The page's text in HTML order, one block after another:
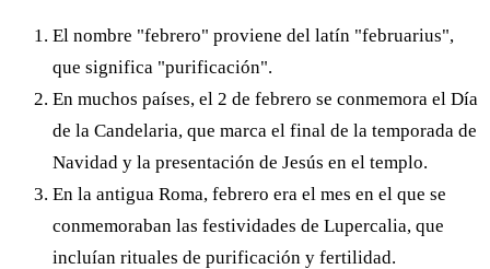
El nombre "febrero" proviene del latín "februarius",
que significa "purificación".
En muchos países, el 2 de febrero se conmemora el Día
de la Candelaria, que marca el final de la temporada de
Navidad y la presentación de Jesús en el templo.
En la antigua Roma, febrero era el mes en el que se
conmemoraban las festividades de Lupercalia, que
incluían rituales de purificación y fertilidad.